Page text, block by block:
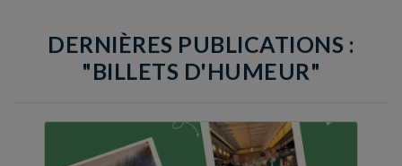
DERNIÈRES PUBLICATIONS :
"BILLETS D'HUMEUR"